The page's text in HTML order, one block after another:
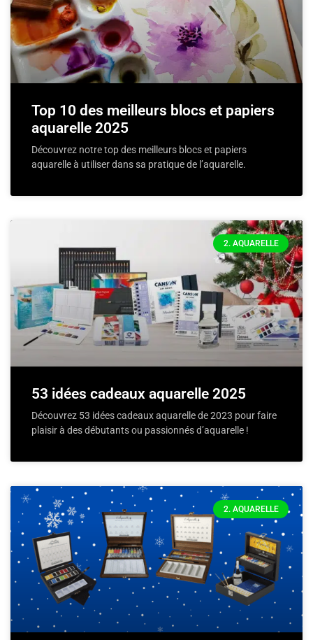
Top 10 des meilleurs blocs et papiers
aquarelle 2025
Découvrez notre top des meilleurs blocs et papiers
aquarelle à utiliser dans sa pratique de l’aquarelle.
2. AQUARELLE
53 idées cadeaux aquarelle 2025
Découvrez 53 idées cadeaux aquarelle de 2023 pour faire
plaisir à des débutants ou passionnés d’aquarelle !
2. AQUARELLE